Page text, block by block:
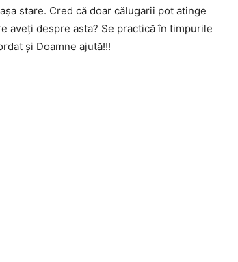
stare. Cred că doar călugarii pot atinge
aveți despre asta? Se practică în timpurile
și Doamne ajută!!!